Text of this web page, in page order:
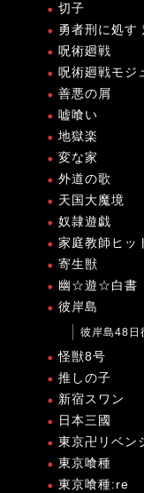
切子
勇者刑に処す
呪術廻戦
呪術廻戦モジ
善悪の屑
嘘喰い
地獄楽
変な家
外道の歌
天国大魔境
奴隷遊戯
家庭教師ヒッ
寄生獣
幽☆遊☆白書
彼岸島
彼岸島48日
怪獣8号
推しの子
新宿スワン
日本三國
東京卍リベン
東京喰種
東京喰種:re